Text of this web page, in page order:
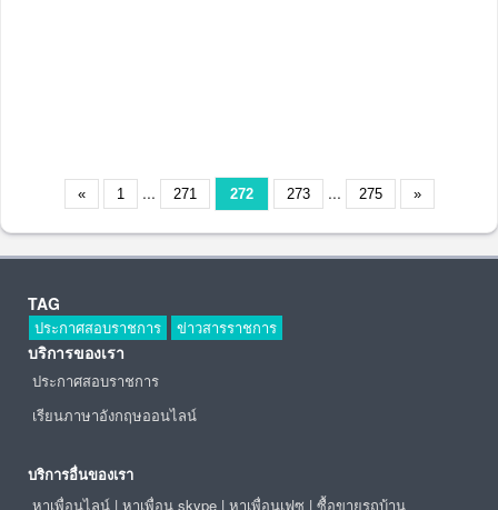
« 1 ... 271 272 273 ... 275 »
TAG
ประกาศสอบราชการ ข่าวสารราชการ
บริการของเรา
ประกาศสอบราชการ
เรียนภาษาอังกฤษออนไลน์
บริการอื่นของเรา
หาเพื่อนไลน์ | หาเพื่อน skype | หาเพื่อนเฟซ | ซื้อขายรถบ้าน